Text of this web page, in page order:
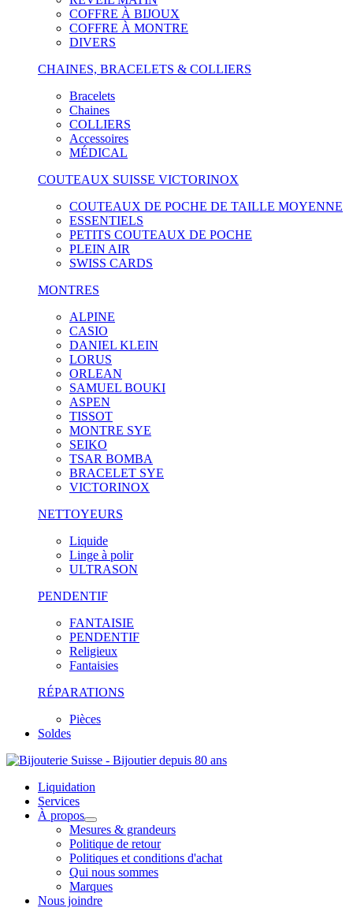
COFFRE À BIJOUX
COFFRE À MONTRE
DIVERS
CHAINES, BRACELETS & COLLIERS
Bracelets
Chaines
COLLIERS
Accessoires
MÉDICAL
COUTEAUX SUISSE VICTORINOX
COUTEAUX DE POCHE DE TAILLE MOYENNE
ESSENTIELS
PETITS COUTEAUX DE POCHE
PLEIN AIR
SWISS CARDS
MONTRES
ALPINE
CASIO
DANIEL KLEIN
LORUS
ORLEAN
SAMUEL BOUKI
ASPEN
TISSOT
MONTRE SYE
SEIKO
TSAR BOMBA
BRACELET SYE
VICTORINOX
NETTOYEURS
Liquide
Linge à polir
ULTRASON
PENDENTIF
FANTAISIE
PENDENTIF
Religieux
Fantaisies
RÉPARATIONS
Pièces
Soldes
Liquidation
Services
À propos
Mesures & grandeurs
Politique de retour
Politiques et conditions d'achat
Qui nous sommes
Marques
Nous joindre